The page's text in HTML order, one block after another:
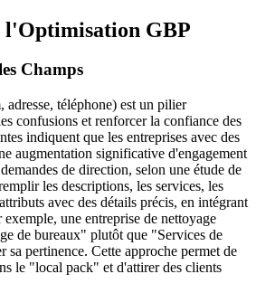
l'Optimisation GBP
Champs
téléphone) est un pilier
confusions et renforcer la confiance des
indiquent que les entreprises avec des
augmentation significative d'engagement
de direction, selon une étude de
les descriptions, les services, les
avec des détails précis, en intégrant
une entreprise de nettoyage
de bureaux" plutôt que "Services de
sa pertinence. Cette approche permet de
le "local pack" et d'attirer des clients